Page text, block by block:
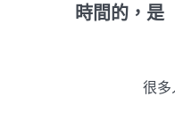
時間的，是
很多